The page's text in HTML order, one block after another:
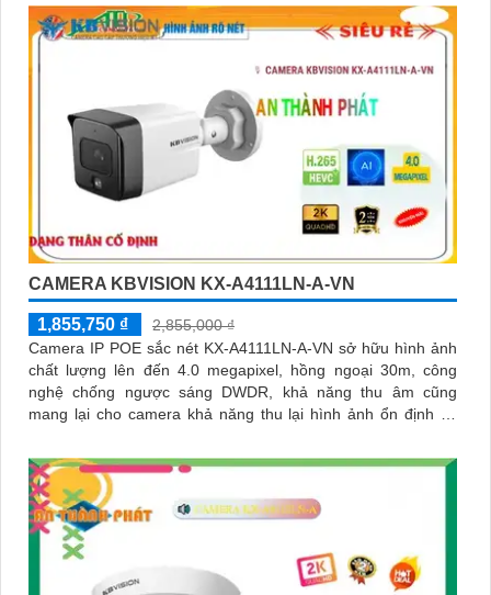
CAMERA KBVISION KX-A4111LN-A-VN
1,855,750 ₫
2,855,000 ₫
Camera IP POE sắc nét KX-A4111LN-A-VN sở hữu hình ảnh
chất lượng lên đến 4.0 megapixel, hồng ngoại 30m, công
nghệ chống ngược sáng DWDR, khả năng thu âm cũng
mang lại cho camera khả năng thu lại hình ảnh ổn định sắ